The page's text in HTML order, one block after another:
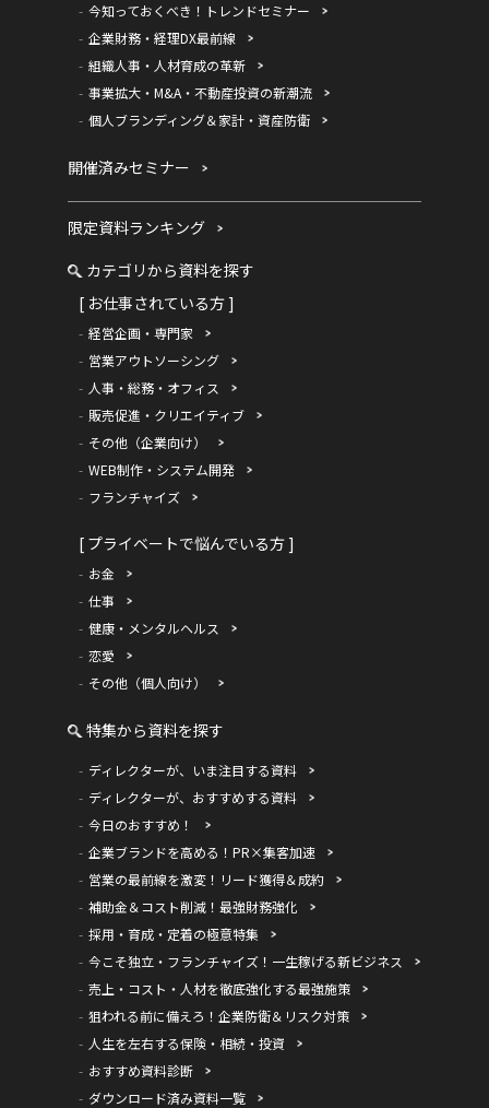
今知っておくべき！トレンドセミナー
企業財務・経理DX最前線
組織人事・人材育成の革新
事業拡大・M&A・不動産投資の新潮流
個人ブランディング＆家計・資産防衛
開催済みセミナー
限定資料ランキング
カテゴリから資料を探す
[ お仕事されている方 ]
経営企画・専門家
営業アウトソーシング
人事・総務・オフィス
販売促進・クリエイティブ
その他（企業向け）
WEB制作・システム開発
フランチャイズ
[ プライベートで悩んでいる方 ]
お金
仕事
健康・メンタルヘルス
恋愛
その他（個人向け）
特集から資料を探す
ディレクターが、いま注目する資料
ディレクターが、おすすめする資料
今日のおすすめ！
企業ブランドを高める！PR×集客加速
営業の最前線を激変！リード獲得＆成約
補助金＆コスト削減！最強財務強化
採用・育成・定着の極意特集
今こそ独立・フランチャイズ！一生稼げる新ビジネス
売上・コスト・人材を徹底強化する最強施策
狙われる前に備えろ！企業防衛＆リスク対策
人生を左右する保険・相続・投資
おすすめ資料診断
ダウンロード済み資料一覧